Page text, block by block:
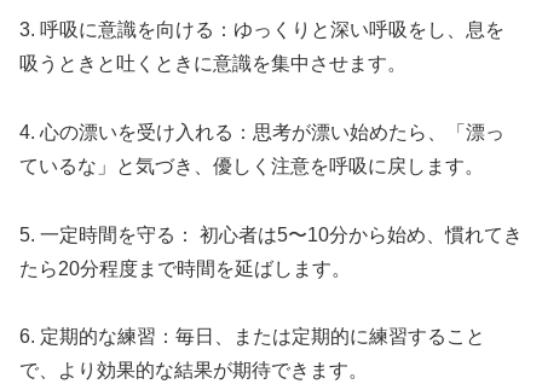
3. 呼吸に意識を向ける：ゆっくりと深い呼吸をし、息を
吸うときと吐くときに意識を集中させます。
4. 心の漂いを受け入れる：思考が漂い始めたら、「漂っ
ているな」と気づき、優しく注意を呼吸に戻します。
5. 一定時間を守る： 初心者は5〜10分から始め、慣れてき
たら20分程度まで時間を延ばします。
6. 定期的な練習：毎日、または定期的に練習すること
で、より効果的な結果が期待できます。